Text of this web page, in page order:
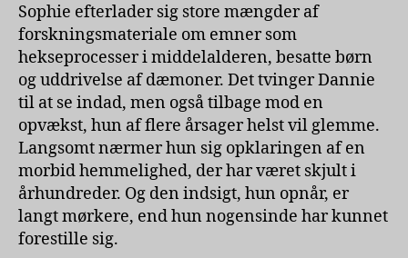
Sophie efterlader sig store mængder af
forskningsmateriale om emner som
hekseprocesser i middelalderen, besatte børn
og uddrivelse af dæmoner. Det tvinger Dannie
til at se indad, men også tilbage mod en
opvækst, hun af flere årsager helst vil glemme.
Langsomt nærmer hun sig opklaringen af en
morbid hemmelighed, der har været skjult i
århundreder. Og den indsigt, hun opnår, er
langt mørkere, end hun nogensinde har kunnet
forestille sig.